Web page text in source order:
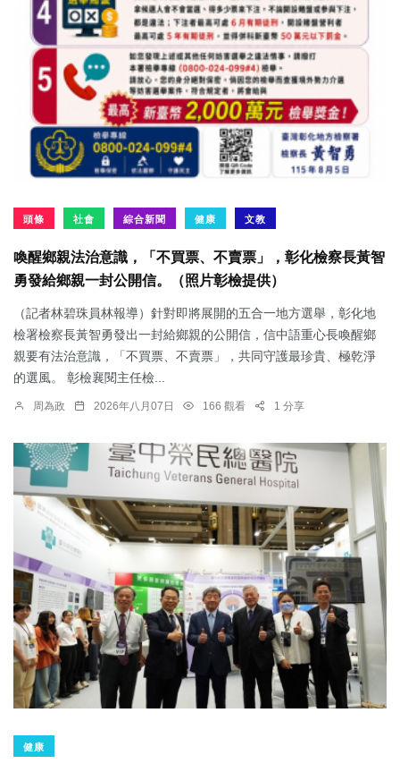
頭條 社會 綜合新聞 健康 文教
喚醒鄉親法治意識，「不買票、不賣票」，彰化檢察長黃智
勇發給鄉親一封公開信。（照片彰檢提供）
（記者林碧珠員林報導）針對即將展開的五合一地方選舉，彰化地
檢署檢察長黃智勇發出一封給鄉親的公開信，信中語重心長喚醒鄉
親要有法治意識，「不買票、不賣票」，共同守護最珍貴、極乾淨
的選風。 彰檢襄閱主任檢...
周為政 2026年八月07日 166 觀看 1 分享
健康